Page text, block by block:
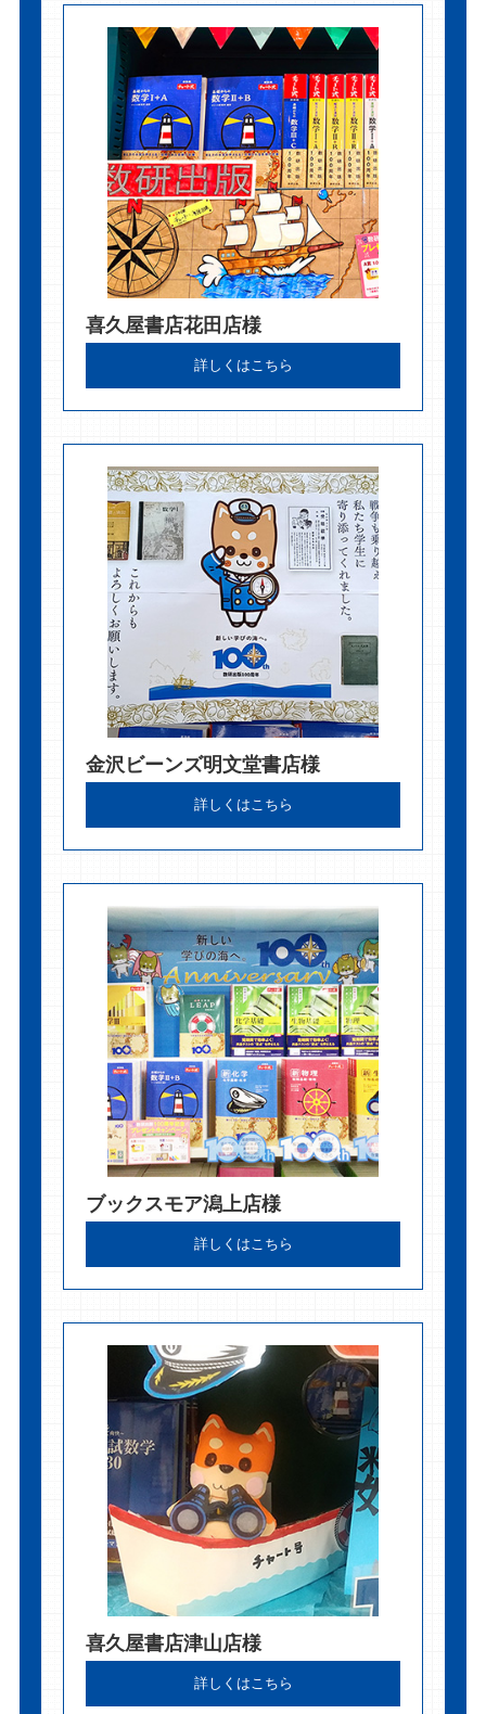
喜久屋書店花田店様
詳しくはこちら
金沢ビーンズ明文堂書店様
詳しくはこちら
ブックスモア潟上店様
詳しくはこちら
喜久屋書店津山店様
詳しくはこちら